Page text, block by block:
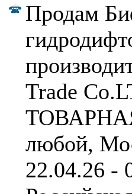
Продам
Trade
любой,
22.04.26 -